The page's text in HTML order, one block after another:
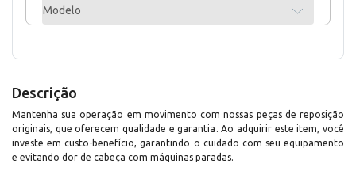
Modelo
Descrição
Mantenha sua operação em movimento com nossas peças de reposição
originais, que oferecem qualidade e garantia. Ao adquirir este item, você
investe em custo-benefício, garantindo o cuidado com seu equipamento
e evitando dor de cabeça com máquinas paradas.